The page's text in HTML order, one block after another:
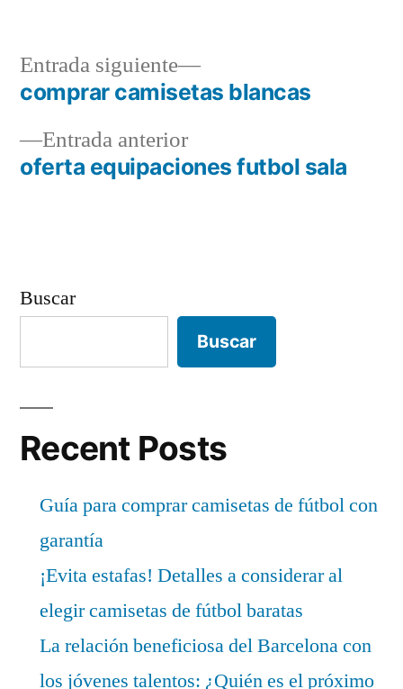
Navegación
de
entradas
Entrada anteriorEntrada
anterior:
oferta equipaciones futbol sala
Entrada siguiente
Entrada
siguiente:
comprar camisetas blancas
Buscar
Buscar
Recent Posts
Guía para comprar camisetas de fútbol con
garantía
¡Evita estafas! Detalles a considerar al
elegir camisetas de fútbol baratas
La relación beneficiosa del Barcelona con
los jóvenes talentos: ¿Quién es el próximo